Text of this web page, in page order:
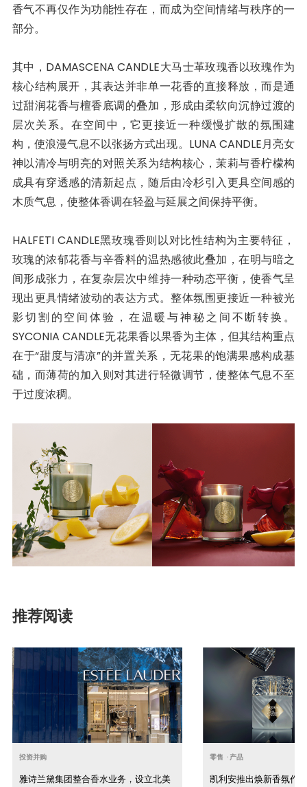
香气不再仅作为功能性存在，而成为空间情绪与秩序的一
部分。
其中，DAMASCENA CANDLE大马士革玫瑰香以玫瑰作为
核心结构展开，其表达并非单一花香的直接释放，而是通
过甜润花香与檀香底调的叠加，形成由柔软向沉静过渡的
层次关系。在空间中，它更接近一种缓慢扩散的氛围建
构，使浪漫气息不以张扬方式出现。LUNA CANDLE月亮女
神以清冷与明亮的对照关系为结构核心，茉莉与香柠檬构
成具有穿透感的清新起点，随后由冷杉引入更具空间感的
木质气息，使整体香调在轻盈与延展之间保持平衡。
HALFETI CANDLE黑玫瑰香则以对比性结构为主要特征，
玫瑰的浓郁花香与辛香料的温热感彼此叠加，在明与暗之
间形成张力，在复杂层次中维持一种动态平衡，使香气呈
现出更具情绪波动的表达方式。整体氛围更接近一种被光
影切割的空间体验，在温暖与神秘之间不断转换。
SYCONIA CANDLE无花果香以果香为主体，但其结构重点
在于“甜度与清凉”的并置关系，无花果的饱满果感构成基
础，而薄荷的加入则对其进行轻微调节，使整体气息不至
于过度浓稠。
推荐阅读
投资并购
雅诗兰黛集团整合香水业务，设立北美
零售 · 产品
凯利安推出焕新香氛作